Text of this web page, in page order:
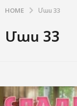
HOME Մաս 33
Մաս 33